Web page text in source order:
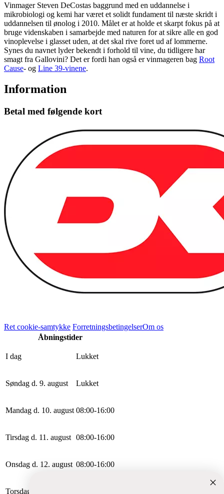
Vinmager Steven DeCos­tas baggrund med en uddannelse i
mikrobiologi og kemi har været et solidt fundament til næste skridt i
uddannelsen til ønolog i 2010. Målet er at holde et skarpt fokus på at
bruge videnskaben i samarbejde med naturen for at sikre alle en god
vinoplevelse i glasset uden, at det skal rive foret ud af lommerne.
Synes du navnet lyder bekendt i forhold til vine, du tidligere har
smagt fra Gallovini? Det er fordi han også er vinmageren bag Root
Cause- og Line 39-vinene.
Information
Betal med følgende kort
Ret cookie-samtykke ForretningsbetingelserOm os
Åbningstider
I dag Lukket
Søndag d. 9. august Lukket
Mandag d. 10. august 08:00-16:00
Tirsdag d. 11. august 08:00-16:00
Onsdag d. 12. august 08:00-16:00
Torsdag d. 13. august